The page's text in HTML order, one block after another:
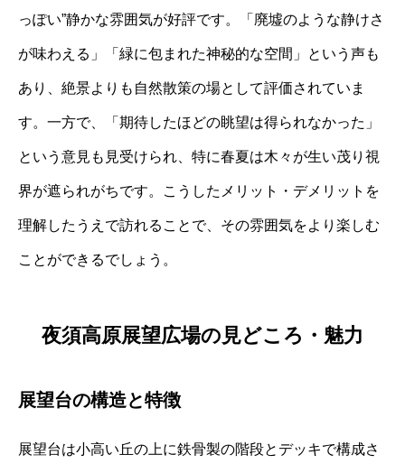
っぽい”静かな雰囲気が好評です。「廃墟のような静けさ
が味わえる」「緑に包まれた神秘的な空間」という声も
あり、絶景よりも自然散策の場として評価されていま
す。一方で、「期待したほどの眺望は得られなかった」
という意見も見受けられ、特に春夏は木々が生い茂り視
界が遮られがちです。こうしたメリット・デメリットを
理解したうえで訪れることで、その雰囲気をより楽しむ
ことができるでしょう。
夜須高原展望広場の見どころ・魅力
展望台の構造と特徴
展望台は小高い丘の上に鉄骨製の階段とデッキで構成さ